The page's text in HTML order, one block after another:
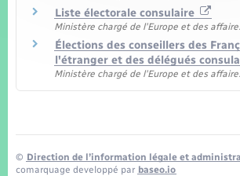
Liste électorale consulaire
Ministère chargé de l'Europe et des
Élections des conseillers des
l'étranger et des délégués
Ministère chargé de l'Europe et des
© Direction de l’information légale et
comarquage developpé par baseo.io